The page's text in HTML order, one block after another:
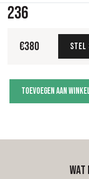
236
€380 Stel
aantalToevoegen aan